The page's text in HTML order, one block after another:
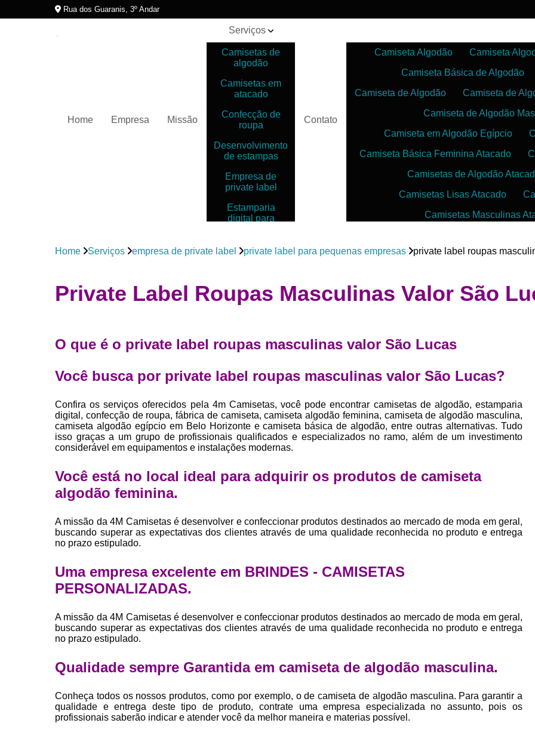
Rua dos Guaranis, 3º Andar
Home Empresa Missão
Serviços
Camisetas de
algodão
Camisetas em
atacado
Confecção de
roupa
Desenvolvimento
de estampas
Empresa de
private label
Estamparia
digital para
Estamparias
camiseta
para roupas
Sublimação
Contato
Camiseta Algodão Camiseta
Camiseta Básica de Algodão
Camiseta de Algodão
Camiseta de
Camiseta de Algodão
Camiseta em Algodão Egípcio
Camiseta Básica Feminina Atacado
Camisetas de Algodão
Camisetas Lisas Atacado
Camisetas Masculinas
Camisetas para Sublimação
Confecção de Roupas
Desenvolvimento de Coleção de
Desenvolvimento de Estampa Exclusiva
Desenvolvimento
Desenvolvimento de
Desenvolvimento de
Desenvolvimento
Desenvolvimento Estampa de
Empresa Private Label
Private
Private Label Roupas
Estamparia Digital de Camiseta
Estamparia Digital para Camisetas de
Estamparia em Camiseta de
Home Serviços empresa de private label private label para pequenas empresas private label roupas
Private Label Roupas Masculinas Valor São
O que é o private label roupas masculinas valor São Lucas
Você busca por private label roupas masculinas valor São Lucas?
Confira os serviços oferecidos pela 4m Camisetas, você pode encontrar camisetas de algodão, estamparia
digital, confecção de roupa, fábrica de camiseta, camiseta algodão feminina, camiseta de algodão masculina,
camiseta algodão egípcio em Belo Horizonte e camiseta básica de algodão, entre outras alternativas. Tudo
isso graças a um grupo de profissionais qualificados e especializados no ramo, além de um investimento
considerável em equipamentos e instalações modernas.
Você está no local ideal para adquirir os produtos de camiseta
algodão feminina.
A missão da 4M Camisetas é desenvolver e confeccionar produtos destinados ao mercado de moda em geral,
buscando superar as expectativas dos clientes através de uma qualidade reconhecida no produto e entrega
no prazo estipulado.
Uma empresa excelente em BRINDES - CAMISETAS
PERSONALIZADAS.
A missão da 4M Camisetas é desenvolver e confeccionar produtos destinados ao mercado de moda em geral,
buscando superar as expectativas dos clientes através de uma qualidade reconhecida no produto e entrega
no prazo estipulado.
Qualidade sempre Garantida em camiseta de algodão masculina.
Conheça todos os nossos produtos, como por exemplo, o de camiseta de algodão masculina. Para garantir a
qualidade e entrega deste tipo de produto, contrate uma empresa especializada no assunto, pois os
profissionais saberão indicar e atender você da melhor maneira e materias possível.